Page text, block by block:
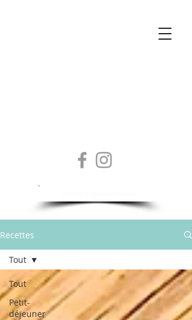
Recettes
Tout
Petit-
déjeuner
Tout